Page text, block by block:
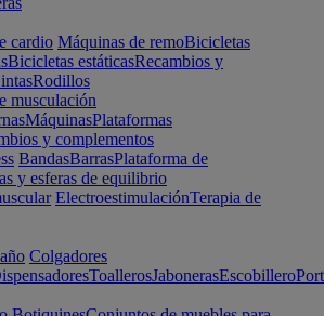
cardio Máquinas de remoBicicletas
Bicicletas estáticasRecambios y
Rodillos
musculación
MáquinasPlataformas
y complementos
BandasBarrasPlataforma de
y esferas de equilibrio
ElectroestimulaciónTerapia de
Colgadores
ToallerosJabonerasEscobillero